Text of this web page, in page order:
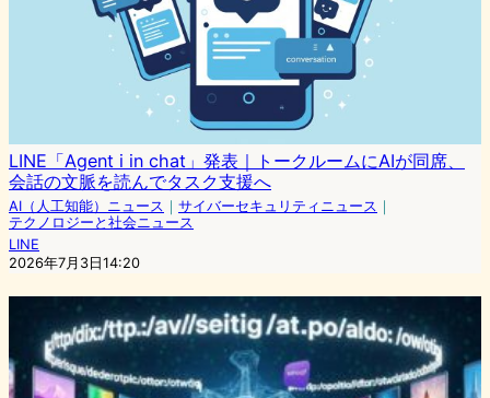
LINE「Agent i in chat」発表｜トークルームにAIが同席、
会話の文脈を読んでタスク支援へ
AI（人工知能）ニュース ｜ サイバーセキュリティニュース ｜
テクノロジーと社会ニュース
LINE
2026年7月3日14:20